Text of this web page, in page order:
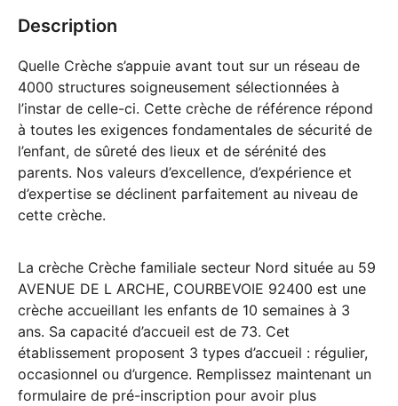
Description
Quelle Crèche s’appuie avant tout sur un réseau de
4000 structures soigneusement sélectionnées à
l’instar de celle-ci. Cette crèche de référence répond
à toutes les exigences fondamentales de sécurité de
l’enfant, de sûreté des lieux et de sérénité des
parents. Nos valeurs d’excellence, d’expérience et
d’expertise se déclinent parfaitement au niveau de
cette crèche.
La crèche Crèche familiale secteur Nord située au 59
AVENUE DE L ARCHE, COURBEVOIE 92400 est une
crèche accueillant les enfants de 10 semaines à 3
ans. Sa capacité d’accueil est de 73. Cet
établissement proposent 3 types d’accueil : régulier,
occasionnel ou d’urgence. Remplissez maintenant un
formulaire de pré-inscription pour avoir plus